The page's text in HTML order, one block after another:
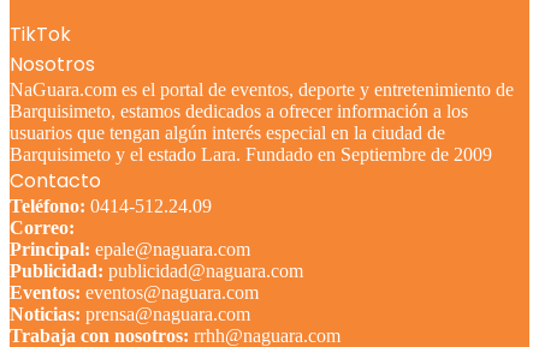
TikTok
Nosotros
NaGuara.com es el portal de eventos, deporte y entretenimiento de
Barquisimeto, estamos dedicados a ofrecer información a los
usuarios que tengan algún interés especial en la ciudad de
Barquisimeto y el estado Lara. Fundado en Septiembre de 2009
Contacto
Teléfono: 0414-512.24.09
Correo:
Principal: epale@naguara.com
Publicidad: publicidad@naguara.com
Eventos: eventos@naguara.com
Noticias: prensa@naguara.com
Trabaja con nosotros: rrhh@naguara.com